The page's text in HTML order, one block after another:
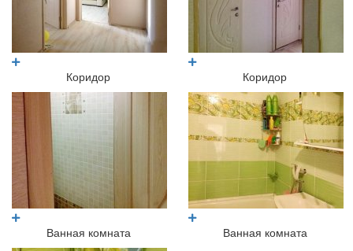
Коридор Коридор
Ванная комната Ванная комната